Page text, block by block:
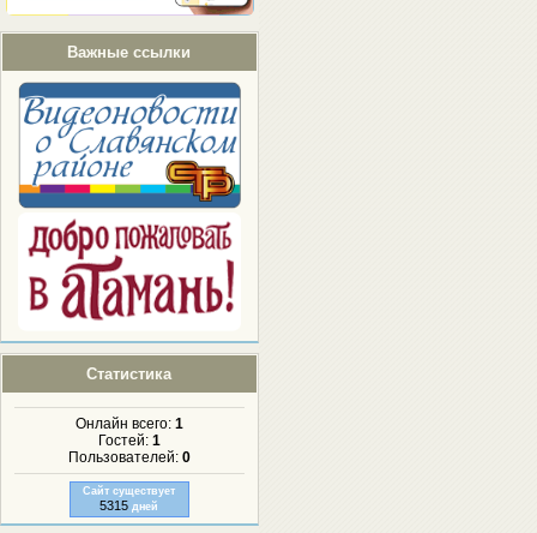
Важные ссылки
Статистика
Онлайн всего: 1
Гостей: 1
Пользователей: 0
Сайт существует
5315 дней